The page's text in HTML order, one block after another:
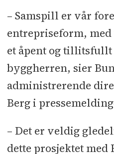
– Samspill er vår
entrepriseform,
et åpent og tillitsfullt
byggherren, sier
administrerende
Berg i
– Det er veldig
dette prosjektet med